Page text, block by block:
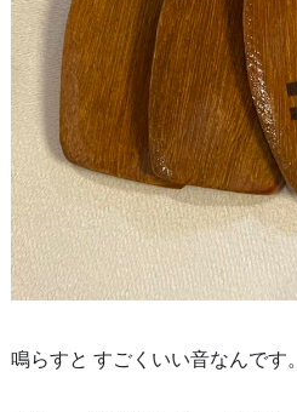
鳴らすと すごくいい音なんです。